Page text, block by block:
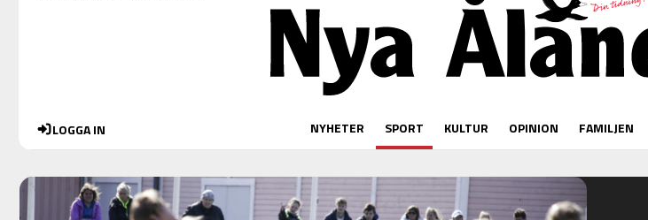
LOGGA IN NYHETER SPORT KULTUR OPINION FAMILJEN